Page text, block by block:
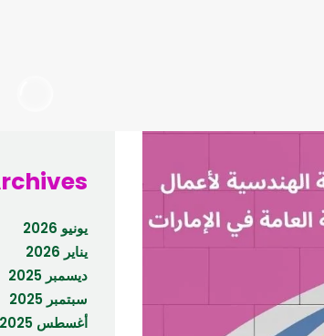
يونيو 2026
يناير 2026
ديسمبر 2025
سبتمبر 2025
أغسطس 2025